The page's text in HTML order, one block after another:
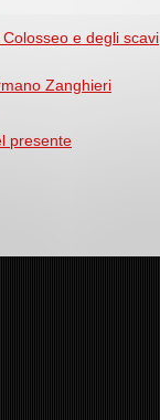
e degli scavi
Zanghieri
presente